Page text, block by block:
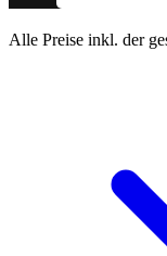
Alle Preise inkl. der